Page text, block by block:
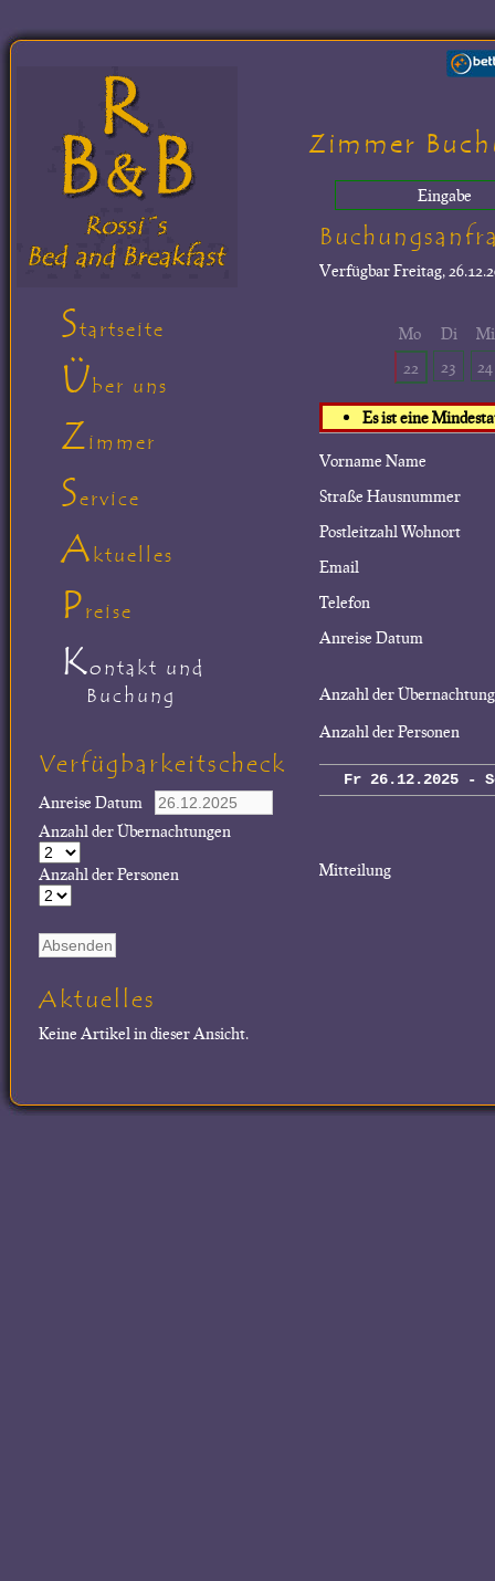
Zimmer
Eingabe
VerfügbarFreitag,
Mo
22
Di
23
Mi
24
Es ist eine
Vorname Name
Straße Hausnummer
Postleitzahl Wohnort
Email
Telefon
Anreise Datum
Anzahl der
Anzahl der Personen
Fr 26.12.2025 -
Mitteilung
Startseite
Über uns
Zimmer
Service
Aktuelles
Preise
Kontakt und
Buchung
Verfügbarkeitscheck
Anreise Datum
Anzahl der Übernachtungen
Anzahl der Personen
Aktuelles
Keine Artikel in dieser Ansicht.